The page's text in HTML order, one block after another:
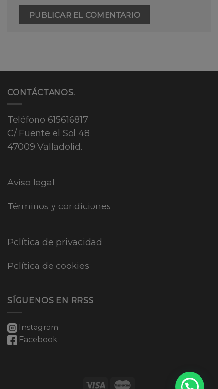
CONTÁCTANOS.
Teléfono 615616817
C/ Fuente el Sol 48
47009 Valladolid.
Aviso legal
Términos y condiciones
Política de privacidad
Política de cookies
SÍGUENOS EN RRSS
Instagram
Facebook